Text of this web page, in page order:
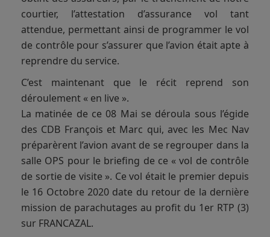
courtier, l’attestation d’assurance vol tant
attendue, permettant ainsi de programmer le vol
de contrôle pour s’assurer que l’avion était apte à
reprendre du service.
C’est maintenant que le récit reprend son
déroulement « en live ».
La matinée de ce 08 Mai se déroula sous l’égide
des CDB François et Marc qui, avec les Mec Nav
préparèrent l’avion avant de se regrouper dans la
salle OPS pour le briefing de ce « vol de contrôle
de sortie de visite ». Ce vol était le premier depuis
le 16 Octobre 2020 date du retour de la dernière
mission de parachutages au profit du 1er RTP (3)
sur FRANCAZAL.